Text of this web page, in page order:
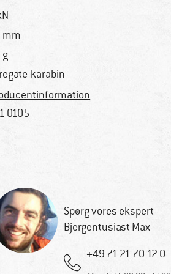
mm
karabin
0105
Spørg vores ekspert
Bjergentusiast Max
+49 71 21 70 12 0